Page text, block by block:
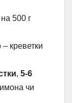
500 г
– креветки
, 5-6
чи